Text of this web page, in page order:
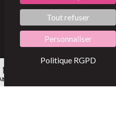
Mon compte
Tout refuser
Personnaliser
Politique RGPD